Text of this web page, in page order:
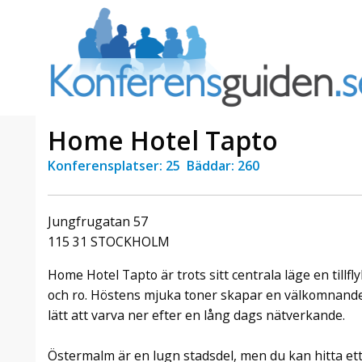
Home Hotel Tapto
Konferensplatser: 25 Bäddar: 260
Jungfrugatan 57
115 31 STOCKHOLM
Home Hotel Tapto är trots sitt centrala läge en
och ro. Höstens mjuka toner skapar en
lätt att varva ner efter en lång dags nätverkande.
Östermalm är en lugn stadsdel, men du kan hitta
av att
här är
Erbjudande från Sheraton
Julerbjudande
Välkommen att fira in julen
november och 19 december
förvandlar vi våra lokaler till en
stämningsfull mötesplats där